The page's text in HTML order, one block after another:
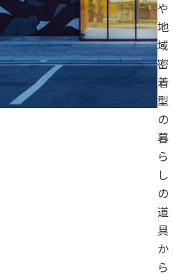
や
地
域
密
着
型
の
暮
ら
し
の
道
具
か
ら